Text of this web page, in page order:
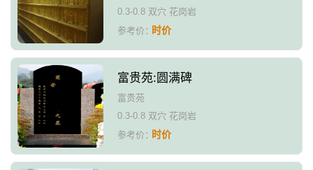
0.3-0.8 双穴 花岗岩
参考价：时价
富贵苑:圆满碑
富贵苑
0.3-0.8 双穴 花岗岩
参考价：时价